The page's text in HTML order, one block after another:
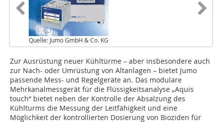
Quelle: Jumo GmbH & Co. KG
Zur Ausrüstung neuer Kühltürme – aber insbesondere auch
zur Nach- oder Umrüstung von Altanlagen – bietet Jumo
passende Mess- und Regelgeräte an. Das modulare
Mehrkanalmessgerät für die Flüssigkeitsanalyse „Aquis
touch“ bietet neben der Kontrolle der Absalzung des
Kühlturms die Messung der Leitfähigkeit und eine
Möglichkeit der kontrollierten Dosierung von Bioziden für